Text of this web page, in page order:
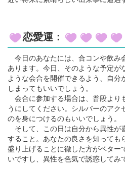
恋愛運：
今日のあなたには、合コンや飲み
あります。今日、そのような予定が
ような会合を開催できるよう、自分
しまってもいいでしょう。
会合に参加する場合は、普段より
うにしてください。シルバーのアク
のを身につけるのもいいでしょう。
そして、この日は自分から異性が
すること。あなたの良さを知っても
盛り上げることに徹した方がベター
いですし、異性を色気で誘惑してみ